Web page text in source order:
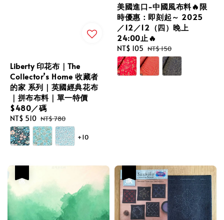
Liberty 印花布｜The
Collector’s Home 收藏者
的家 系列｜英國經典花布
｜拼布布料｜單一特價
$480／碼
Sale
price
NT$ 510 Regular
price
NT$ 780
+10
美國進口-中國風布料🔥限
時優惠：即刻起～ 2025
／12／12（四）晚上
24:00止🔥
Sale
price
NT$ 105 Regular
price
NT$ 150